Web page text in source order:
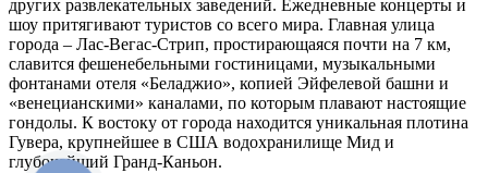
других развлекательных заведений. Ежедневные концерты и
шоу притягивают туристов со всего мира. Главная улица
города – Лас-Вегас-Стрип, простирающаяся почти на 7 км,
славится фешенебельными гостиницами, музыкальными
фонтанами отеля «Беладжио», копией Эйфелевой башни и
«венецианскими» каналами, по которым плавают настоящие
гондолы. К востоку от города находится уникальная плотина
Гувера, крупнейшее в США водохранилище Мид и
глубочайший Гранд-Каньон.